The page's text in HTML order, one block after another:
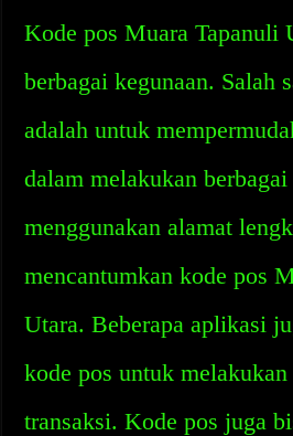
Kode pos Muara Tapanuli
berbagai kegunaan. Salah
adalah untuk
dalam melakukan
menggunakan alamat
mencantumkan kode pos
Utara. Beberapa aplikasi
kode pos untuk melakukan
transaksi. Kode pos juga